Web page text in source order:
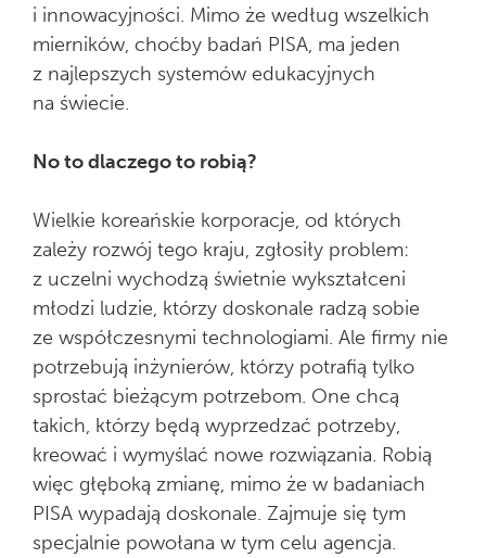
i innowacyjności. Mimo że według wszelkich
mierników, choćby badań PISA, ma jeden
z najlepszych systemów edukacyjnych
na świecie.
No to dlaczego to robią?
Wielkie koreańskie korporacje, od których
zależy rozwój tego kraju, zgłosiły problem:
z uczelni wychodzą świetnie wykształceni
młodzi ludzie, którzy doskonale radzą sobie
ze współczesnymi technologiami. Ale firmy nie
potrzebują inżynierów, którzy potrafią tylko
sprostać bieżącym potrzebom. One chcą
takich, którzy będą wyprzedzać potrzeby,
kreować i wymyślać nowe rozwiązania. Robią
więc głęboką zmianę, mimo że w badaniach
PISA wypadają doskonale. Zajmuje się tym
specjalnie powołana w tym celu agencja.